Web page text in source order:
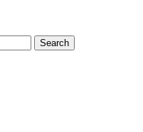
Search